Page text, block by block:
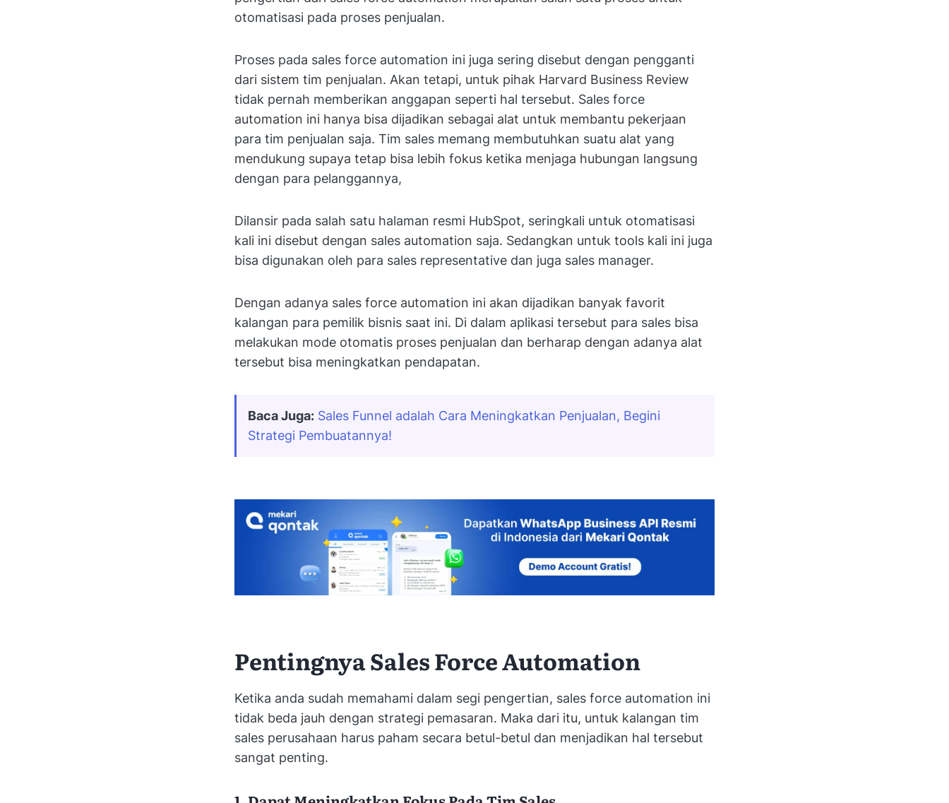
otomatisasi pada proses penjualan.
Proses pada sales force automation ini juga sering disebut dengan pengganti
dari sistem tim penjualan. Akan tetapi, untuk pihak Harvard Business Review
tidak pernah memberikan anggapan seperti hal tersebut. Sales force
automation ini hanya bisa dijadikan sebagai alat untuk membantu pekerjaan
para tim penjualan saja. Tim sales memang membutuhkan suatu alat yang
mendukung supaya tetap bisa lebih fokus ketika menjaga hubungan langsung
dengan para pelanggannya,
Dilansir pada salah satu halaman resmi HubSpot, seringkali untuk otomatisasi
kali ini disebut dengan sales automation saja. Sedangkan untuk tools kali ini juga
bisa digunakan oleh para sales representative dan juga sales manager.
Dengan adanya sales force automation ini akan dijadikan banyak favorit
kalangan para pemilik bisnis saat ini. Di dalam aplikasi tersebut para sales bisa
melakukan mode otomatis proses penjualan dan berharap dengan adanya alat
tersebut bisa meningkatkan pendapatan.
Baca Juga: Sales Funnel adalah Cara Meningkatkan Penjualan, Begini
Strategi Pembuatannya!
Pentingnya Sales Force Automation
Ketika anda sudah memahami dalam segi pengertian, sales force automation ini
tidak beda jauh dengan strategi pemasaran. Maka dari itu, untuk kalangan tim
sales perusahaan harus paham secara betul-betul dan menjadikan hal tersebut
sangat penting.